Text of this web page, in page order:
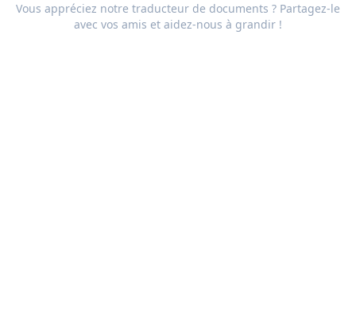
Vous appréciez notre traducteur de documents ? Partagez-le
avec vos amis et aidez-nous à grandir !